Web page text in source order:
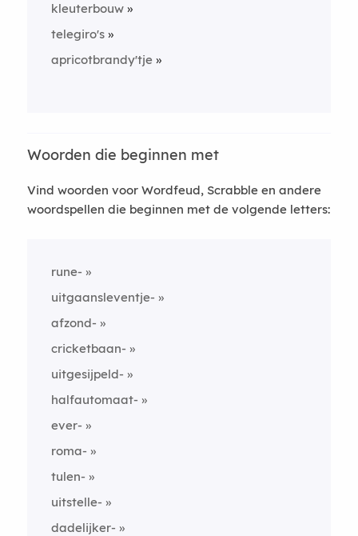
kleuterbouw
telegiro's
apricotbrandy'tje
Woorden die beginnen met
Vind woorden voor Wordfeud, Scrabble en andere
woordspellen die beginnen met de volgende letters:
rune-
uitgaansleventje-
afzond-
cricketbaan-
uitgesijpeld-
halfautomaat-
ever-
roma-
tulen-
uitstelle-
dadelijker-